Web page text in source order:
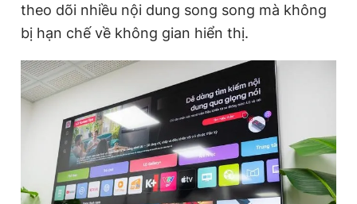
theo dõi nhiều nội dung song song mà không
bị hạn chế về không gian hiển thị.